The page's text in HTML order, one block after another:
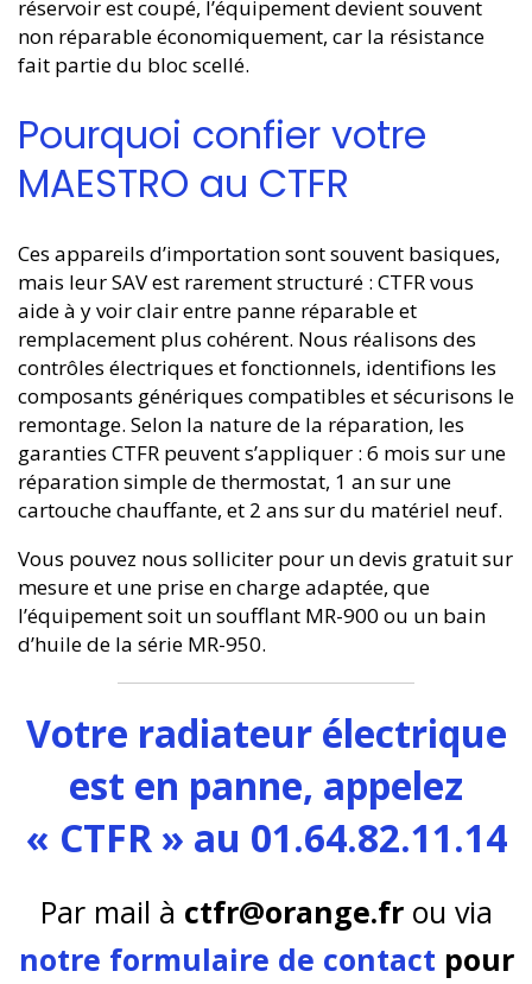
réservoir est coupé, l’équipement devient souvent
non réparable économiquement, car la résistance
fait partie du bloc scellé.
Pourquoi confier votre
MAESTRO au CTFR
Ces appareils d’importation sont souvent basiques,
mais leur SAV est rarement structuré : CTFR vous
aide à y voir clair entre panne réparable et
remplacement plus cohérent. Nous réalisons des
contrôles électriques et fonctionnels, identifions les
composants génériques compatibles et sécurisons le
remontage. Selon la nature de la réparation, les
garanties CTFR peuvent s’appliquer : 6 mois sur une
réparation simple de thermostat, 1 an sur une
cartouche chauffante, et 2 ans sur du matériel neuf.
Vous pouvez nous solliciter pour un devis gratuit sur
mesure et une prise en charge adaptée, que
l’équipement soit un soufflant MR-900 ou un bain
d’huile de la série MR-950.
Votre radiateur électrique
est en panne, appelez
« CTFR » au 01.64.82.11.14
Par mail à ctfr@orange.frou via
notre formulaire de contact pour